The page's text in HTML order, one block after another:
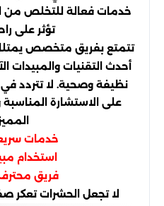
خدمات فعالة للتخلص من
تؤثر على
تتمتع بفريق متخصص يمتلك
أحدث التقنيات والمبيدات
نظيفة وصحية. لا تتردد
على الاستشارة المناسبة
خدمات
استخدام
فريق
لا تجعل الحشرات تعكر